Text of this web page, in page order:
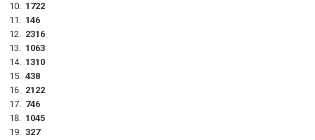
1722
146
2316
1063
1310
438
2122
746
1045
327